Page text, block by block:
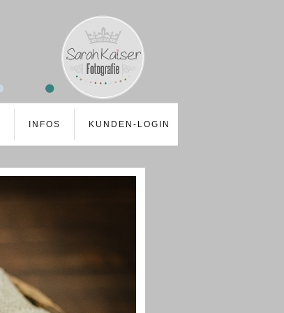
INFOS KUNDEN-LOGIN